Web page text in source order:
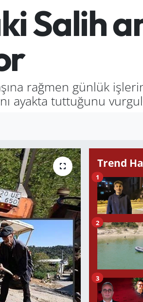
Salih
rağmen günlük
ayakta tuttuğunu
Trend
1
2
3